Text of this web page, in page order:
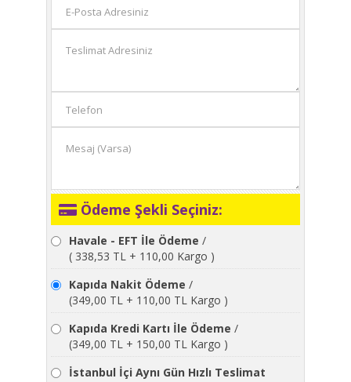
Ödeme Şekli Seçiniz:
Havale - EFT İle Ödeme /
( 338,53 TL + 110,00 Kargo )
Kapıda Nakit Ödeme /
(349,00 TL + 110,00 TL Kargo )
Kapıda Kredi Kartı İle Ödeme /
(349,00 TL + 150,00 TL Kargo )
İstanbul İçi Aynı Gün Hızlı Teslimat